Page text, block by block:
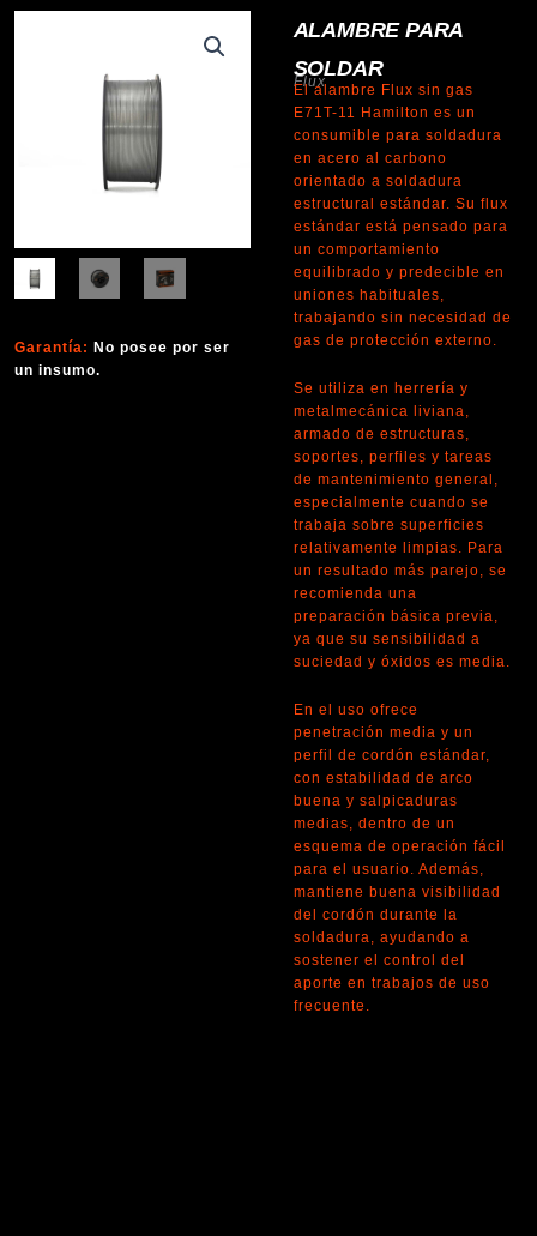
Garantía: No posee por ser
un insumo.
ALAMBRE PARA
SOLDAR
Flux
El alambre Flux sin gas
E71T-11 Hamilton es un
consumible para soldadura
en acero al carbono
orientado a soldadura
estructural estándar. Su flux
estándar está pensado para
un comportamiento
equilibrado y predecible en
uniones habituales,
trabajando sin necesidad de
gas de protección externo.
Se utiliza en herrería y
metalmecánica liviana,
armado de estructuras,
soportes, perfiles y tareas
de mantenimiento general,
especialmente cuando se
trabaja sobre superficies
relativamente limpias. Para
un resultado más parejo, se
recomienda una
preparación básica previa,
ya que su sensibilidad a
suciedad y óxidos es media.
En el uso ofrece
penetración media y un
perfil de cordón estándar,
con estabilidad de arco
buena y salpicaduras
medias, dentro de un
esquema de operación fácil
para el usuario. Además,
mantiene buena visibilidad
del cordón durante la
soldadura, ayudando a
sostener el control del
aporte en trabajos de uso
frecuente.